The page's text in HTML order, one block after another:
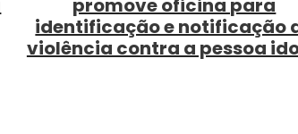
sobre morte encefálica a
profissionais que atuam
processo de doação de